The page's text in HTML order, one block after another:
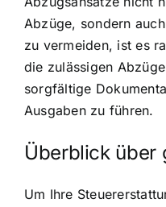
Abzüge, sondern
zu vermeiden, ist es
die zulässigen
sorgfältige
Ausgaben zu führen.
Überblick über
Um Ihre